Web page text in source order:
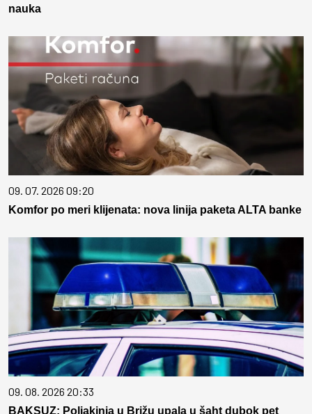
nauka
09. 07. 2026 09:20
Komfor po meri klijenata: nova linija paketa ALTA banke
09. 08. 2026 20:33
BAKSUZ: Poljakinja u Brižu upala u šaht dubok pet